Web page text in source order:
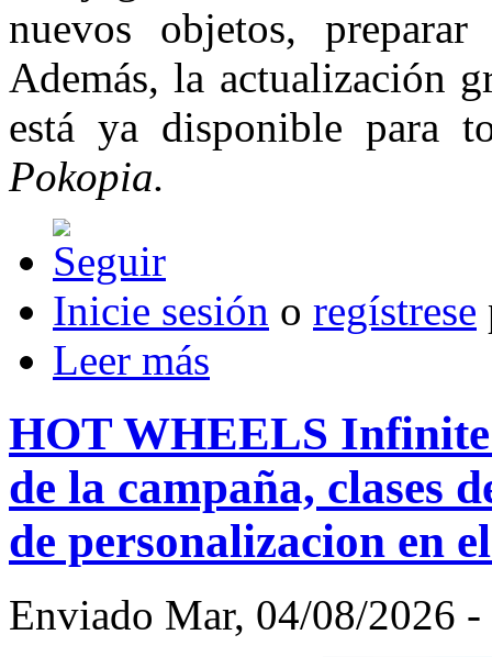
nuevos objetos,
Además, la actualización
está ya disponible para
Pokopia.
Inicie sesión o regístrese
Leer más
HOT WHEELS
de la campaña, clases
de personalizacion en
Enviado Mar, 04/08/2026